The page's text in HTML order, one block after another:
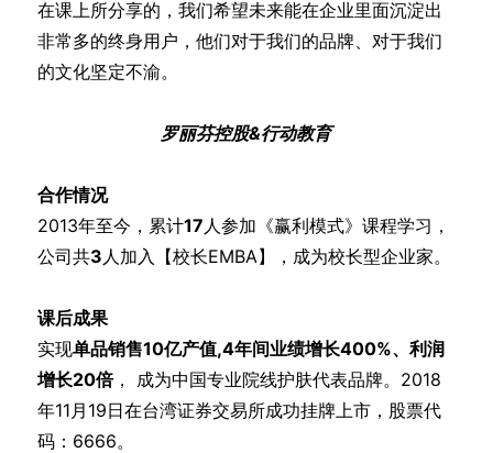
在课上所分享的，我们希望未来能在企业里面沉淀出
非常多的终身用户，他们对于我们的品牌、对于我们
的文化坚定不渝。
罗丽芬控股&行动教育
合作情况
2013年至今，累计17人参加《赢利模式》课程学习，
公司共3人加入【校长EMBA】，成为校长型企业家。
课后成果
实现单品销售10亿产值,4年间业绩增长400%、利润
增长20倍， 成为中国专业院线护肤代表品牌。2018
年11月19日在台湾证券交易所成功挂牌上市，股票代
码：6666。